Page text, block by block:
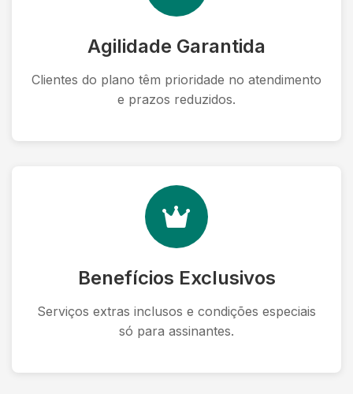
Agilidade Garantida
Clientes do plano têm prioridade no atendimento
e prazos reduzidos.
Benefícios Exclusivos
Serviços extras inclusos e condições especiais
só para assinantes.